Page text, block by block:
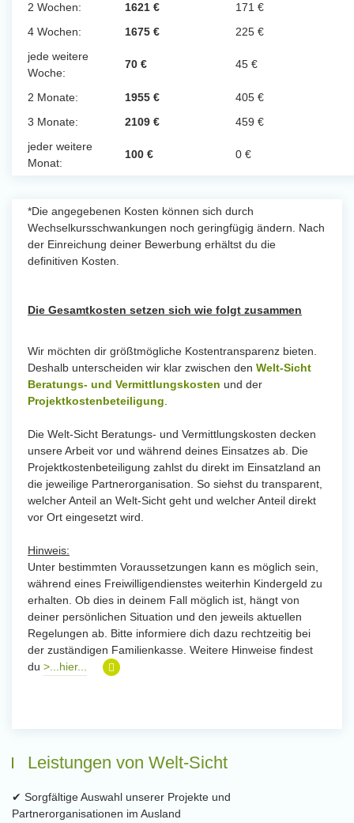
2 Wochen: 1621 €
171 €
4 Wochen:
1675 €
225 €
jede weitere
Woche:
70 € 45 €
2 Monate: 1955 €
405 €
3 Monate:
2109 €
459 €
jeder weitere
Monat:
100 € 0 €
*Die angegebenen Kosten können sich durch
Wechselkursschwankungen noch geringfügig ändern. Nach
der Einreichung deiner Bewerbung erhältst du die
definitiven Kosten.
Die Gesamtkosten setzen sich wie folgt zusammen
Wir möchten dir größtmögliche Kostentransparenz bieten.
Deshalb unterscheiden wir klar zwischen den Welt-Sicht
Beratungs- und Vermittlungskosten und der
Projektkostenbeteiligung
Die Welt-Sicht Beratungs- und Vermittlungskosten decken
unsere Arbeit vor und während deines Einsatzes ab. Die
Projektkostenbeteiligung zahlst du direkt im Einsatzland an
die jeweilige Partnerorganisation. So siehst du transparent,
welcher Anteil an Welt-Sicht geht und welcher Anteil direkt
vor Ort eingesetzt wird.
Hinweis:
Unter bestimmten Voraussetzungen kann es möglich sein,
während eines Freiwilligendienstes weiterhin Kindergeld zu
erhalten. Ob dies in deinem Fall möglich ist, hängt von
deiner persönlichen Situation und den jeweils aktuellen
Regelungen ab. Bitte informiere dich dazu rechtzeitig bei
der zuständigen Familienkasse. Weitere Hinweise findest
du >...hier...
Leistungen von Welt-Sicht
✔ Sorgfältige Auswahl unserer Projekte und
Partnerorganisationen im Ausland